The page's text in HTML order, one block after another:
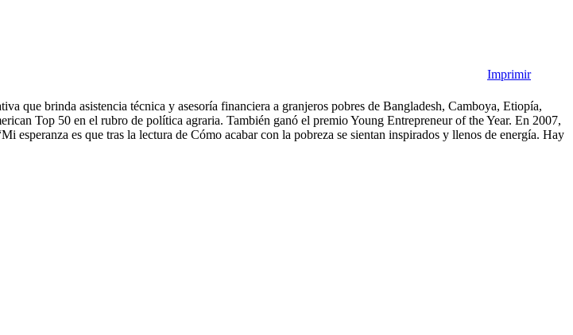
Imprimir
que brinda asistencia técnica y asesoría financiera a granjeros pobres de Bangladesh, Camboya, Etiopía,
Top 50 en el rubro de política agraria. También ganó el premio Young Entrepreneur of the Year. En 2007,
es que tras la lectura de Cómo acabar con la pobreza se sientan inspirados y llenos de energía. Hay